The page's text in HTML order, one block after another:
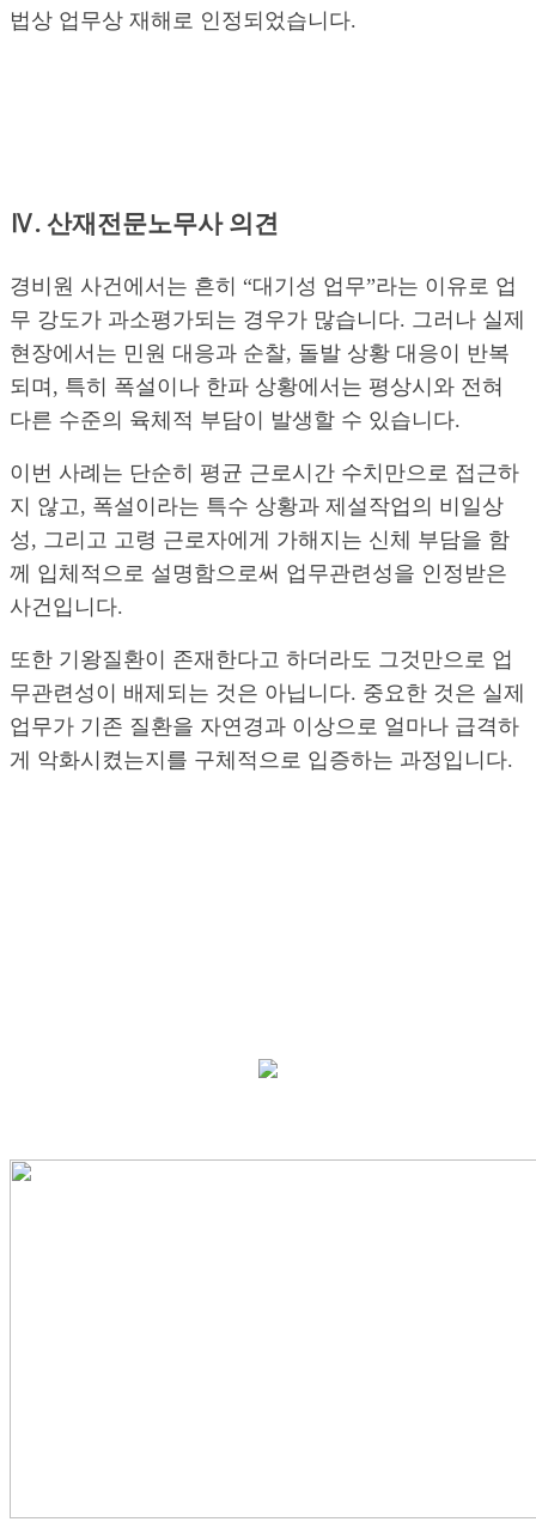
법상 업무상 재해로 인정되었습니다.
Ⅳ. 산재전문노무사 의견
경비원 사건에서는 흔히 “대기성 업무”라는 이유로 업
무 강도가 과소평가되는 경우가 많습니다. 그러나 실제
현장에서는 민원 대응과 순찰, 돌발 상황 대응이 반복
되며, 특히 폭설이나 한파 상황에서는 평상시와 전혀
다른 수준의 육체적 부담이 발생할 수 있습니다.
이번 사례는 단순히 평균 근로시간 수치만으로 접근하
지 않고, 폭설이라는 특수 상황과 제설작업의 비일상
성, 그리고 고령 근로자에게 가해지는 신체 부담을 함
께 입체적으로 설명함으로써 업무관련성을 인정받은
사건입니다.
또한 기왕질환이 존재한다고 하더라도 그것만으로 업
무관련성이 배제되는 것은 아닙니다. 중요한 것은 실제
업무가 기존 질환을 자연경과 이상으로 얼마나 급격하
게 악화시켰는지를 구체적으로 입증하는 과정입니다.